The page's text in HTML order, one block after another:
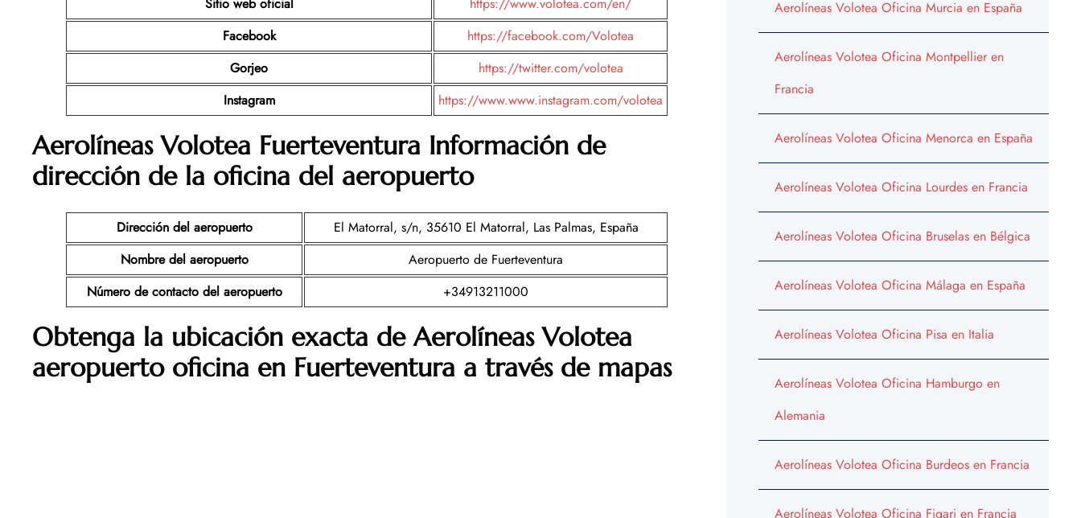
Facebook
https://facebook.com/Volotea
Gorjeo
https://twitter.com/volotea
Instagram
https://www.www.instagram.com/volotea
Aerolíneas Volotea Fuerteventura Información de
dirección de la oficina del aeropuerto
Dirección del aeropuerto
El Matorral, s/n, 35610 El Matorral, Las Palmas, España
Nombre del aeropuerto
Aeropuerto de Fuerteventura
Número de contacto del aeropuerto
+34913211000
Obtenga la ubicación exacta de Aerolíneas Volotea
aeropuerto oficina en Fuerteventura a través de mapas
Aerolíneas Volotea Oficina Murcia en España
Aerolíneas Volotea Oficina Montpellier en
Francia
Aerolíneas Volotea Oficina Menorca en España
Aerolíneas Volotea Oficina Lourdes en Francia
Aerolíneas Volotea Oficina Bruselas en Bélgica
Aerolíneas Volotea Oficina Málaga en España
Aerolíneas Volotea Oficina Pisa en Italia
Aerolíneas Volotea Oficina Hamburgo en
Alemania
Aerolíneas Volotea Oficina Burdeos en Francia
Aerolíneas Volotea Oficina Figari en Francia